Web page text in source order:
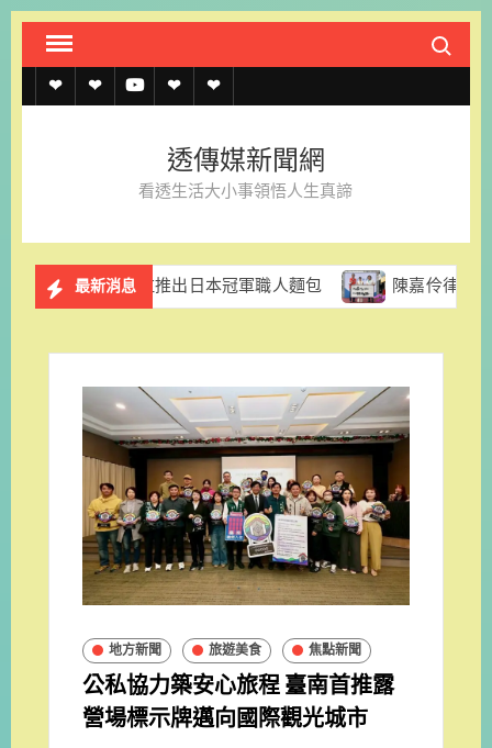
Skip
content
Search
透
約
透
上
記
單
透 聯
我
官
LINE
透傳媒新聞網
看透生活大小事領悟人生真諦
最新消息
拉推出日本冠軍職人麵包 陳嘉伶律師創立易勝法律事務
地方新聞 旅遊美食 焦點新聞
公私協力築安心旅程 臺南首推露
營場標示牌邁向國際觀光城市